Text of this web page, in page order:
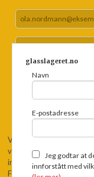
Vår nettbutikk bruker
vi kan yte deg bedre
innloggingsdetaljer og
Fortsett å bruke siden
glasslageret.no
Navn
E-postadresse
Jeg godtar at
innforstått med